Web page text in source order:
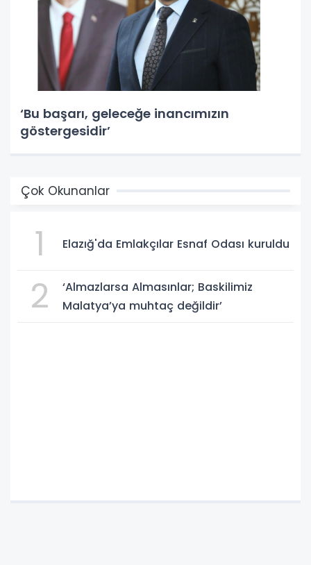
‘Bu başarı, geleceğe inancımızın
göstergesidir’
Çok Okunanlar
1 Elazığ'da Emlakçılar Esnaf Odası kuruldu
2
‘Almazlarsa Almasınlar; Baskilimiz
Malatya’ya muhtaç değildir’